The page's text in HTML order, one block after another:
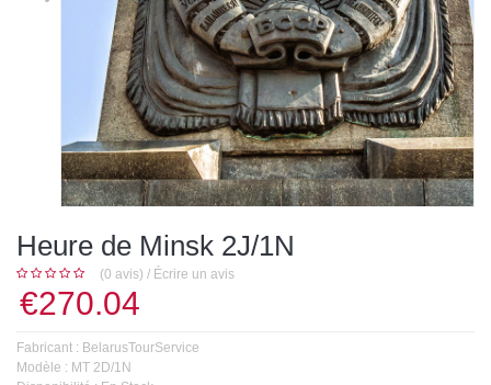
Heure de Minsk 2J/1N
(0 avis) / Écrire un avis
€270.04
Fabricant : BelarusTourService
Modèle : MT 2D/1N